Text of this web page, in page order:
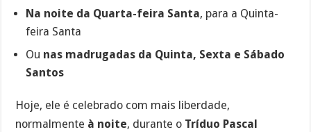
Na noite da Quarta-feira Santa, para a Quinta-
feira Santa
Ou nas madrugadas da Quinta, Sexta e Sábado
Santos
Hoje, ele é celebrado com mais liberdade,
normalmente à noite, durante o Tríduo Pascal